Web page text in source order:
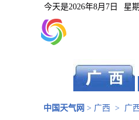
今天是2026年8月7日 星
中国天气网 > 广西 > 广